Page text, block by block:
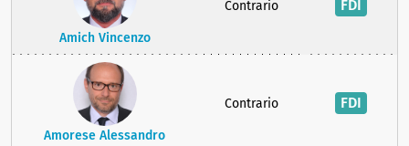
Amich Vincenzo
Contrario FDI
Amorese Alessandro
Contrario FDI